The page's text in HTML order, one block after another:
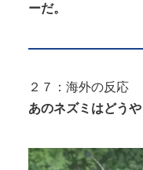
ーだ。
２７：海外の反応
あのネズミはどう